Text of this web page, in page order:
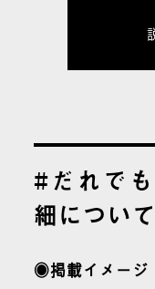
#だれで
細について
◉掲載イメージ